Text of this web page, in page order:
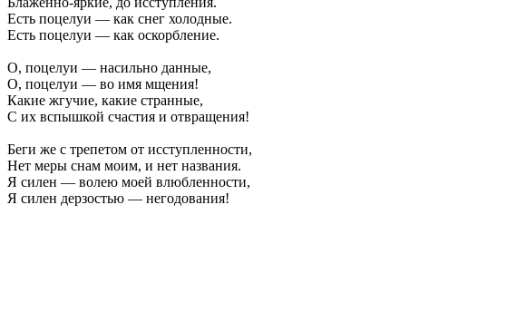
Есть поцелуи — как снег холодные.
Есть поцелуи — как оскорбление.
О, поцелуи — насильно данные,
О, поцелуи — во имя мщения!
Какие жгучие, какие странные,
С их вспышкой счастия и отвращения!
Беги же с трепетом от исступленности,
Нет меры снам моим, и нет названия.
Я силен — волею моей влюбленности,
Я силен дерзостью — негодования!